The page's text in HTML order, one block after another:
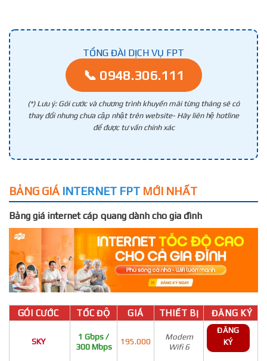
TỔNG ĐÀI DỊCH VỤ FPT
📞 0948.306.111
(*) Lưu ý: Gói cước và chương trình khuyến mãi từng tháng sẽ có
thay đổi nhưng chưa cập nhật trên website- Hãy liên hệ hotline
để được tư vấn chính xác
BẢNG GIÁ INTERNET FPT MỚI NHẤT
Bảng giá internet cáp quang dành cho gia đình
GÓI CƯỚC TỐC ĐỘ GIÁ THIẾT BỊ ĐĂNG KÝ
SKY
1 Gbps /
300 Mbps
195.000
Modem
Wifi 6
ĐĂNG
KÝ